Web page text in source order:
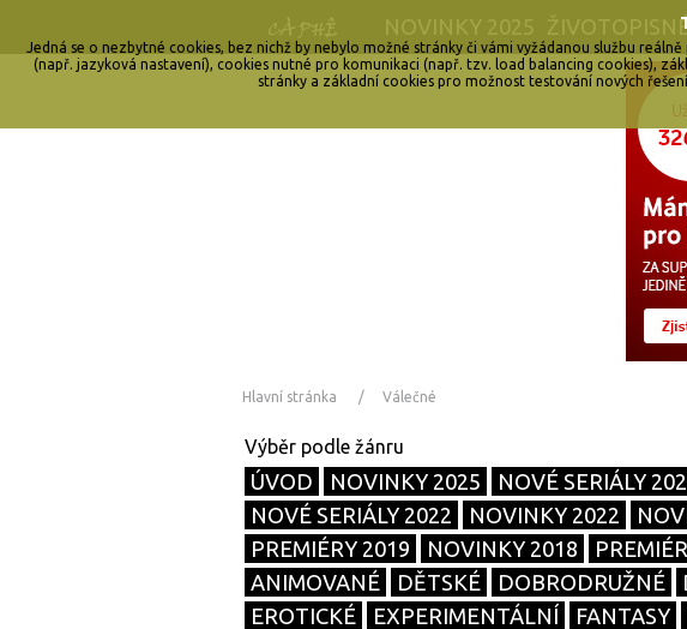
NOVINKY 2025
Hlavní stránka Válečné
ÚVOD NOVINKY 2025 NOVÉ SERIÁLY
NOVÉ SERIÁLY 2022
NOVINKY 2022
PREMIÉRY 2019
NOVINKY 2018
ANIMOVANÉ
DĚTSKÉ DOBRODRUŽNÉ
EROTICKÉ
EXPERIMENTÁLNÍ FANTASY
Jedná se o nezbytné cookies, bez nichž by nebylo možné stránky či vámi vyžádanou službu
(např. jazyková nastavení), cookies nutné pro komunikaci (např. tzv. load balancing cookies),
stránky a základní cookies pro možnost testování nových